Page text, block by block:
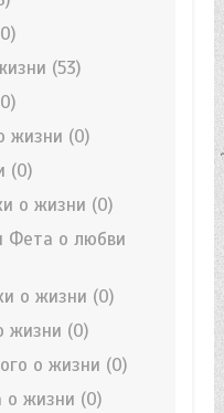
(53)
жизни (0)
(0)
о жизни (0)
Фета о любви
о жизни (0)
жизни (0)
о жизни (0)
о жизни (0)